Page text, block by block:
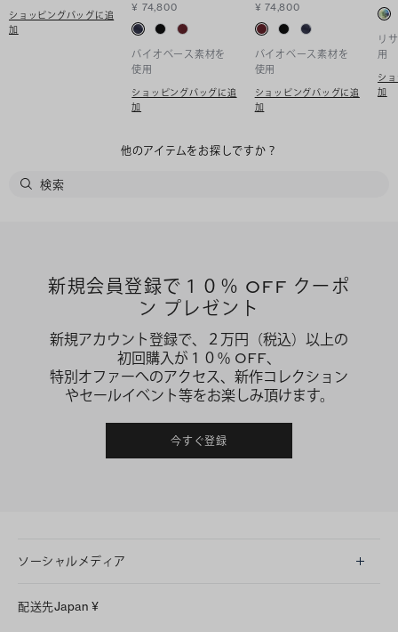
ショッピングバッグに追
加
¥ 74,800
バイオベース素材を
使用
ショッピングバッグに追
加
¥ 74,800
バイオベース素材を
使用
ショッピングバッグに追
加
リ
用
シ
加
他のアイテムをお探しですか？
新規会員登録で１０％ OFF クーポ
ン プレゼント
新規アカウント登録で、２万円（税込）以上の
初回購入が１０％ OFF、
特別オファーへのアクセス、新作コレクション
やセールイベント等をお楽しみ頂けます。
今すぐ登録
ソーシャルメディア
配送先Japan ¥